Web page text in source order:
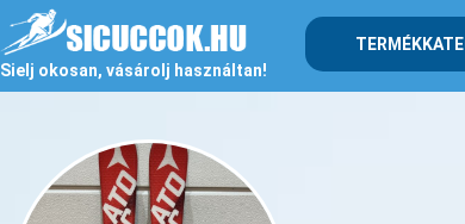
Sielj okosan, vásárolj használtan!